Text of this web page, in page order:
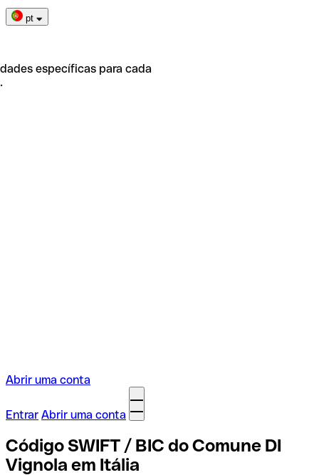
pt
específicas para cada
Abrir uma conta
Entrar Abrir uma conta
Código SWIFT / BIC do Comune DI
Vignola em Itália